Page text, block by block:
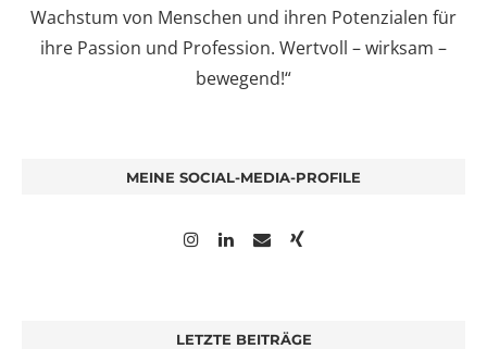
Wachstum von Menschen und ihren Potenzialen für
ihre Passion und Profession. Wertvoll – wirksam –
bewegend!“
MEINE SOCIAL-MEDIA-PROFILE
LETZTE BEITRÄGE